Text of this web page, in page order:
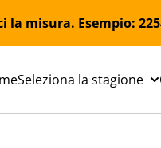
misura. Esempio:
Seleziona la stagione